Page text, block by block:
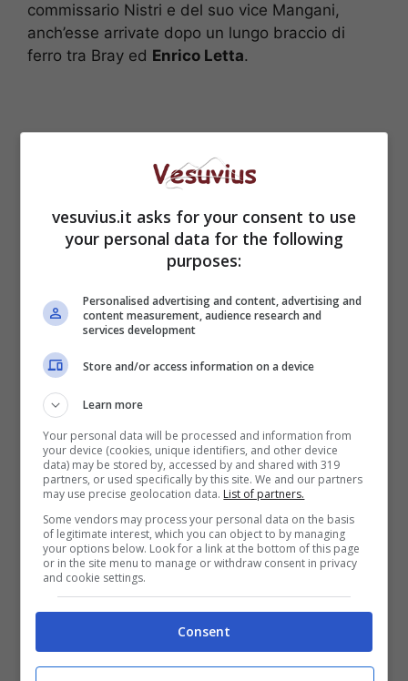
commissario Nistri e del suo vice Mangani,
anch’esse arrivate dopo un lungo braccio di
ferro tra Bray ed Enrico Letta.
Il profilo del nuovo Soprintendente
di II fascia di Archeologia Classica presso
l’Università degli studi della Basilicata e
direttore della Scuola di Specializzazione in
Beni Archeologici di Matera. Laureatosi con
lode nel 1985 in lettere classiche – indirizzo
archeologico presso l’Università degli Studi di
Perugia, vanta una lunga carriera di ricercatore.
Docente universitario dal 1997, ha insegnato
anche in Germania ed in Francia. Tra il 2007 ed
il 2008 è stato anche soprintendente per i Beni
Archeologici della Basilicata.
Personaggio ben visto nel mondo accademico e
apprezzato anche dai professionisti archeologi,
vesuvius.it asks for your consent to use
your personal data for the following
purposes:
Personalised advertising and content, advertising and
content measurement, audience research and
services development
Store and/or access information on a device
Learn more
Your personal data will be processed and information from
your device (cookies, unique identifiers, and other device
data) may be stored by, accessed by and shared with 319
partners, or used specifically by this site. We and our partners
may use precise geolocation data. List of partners.
Some vendors may process your personal data on the basis
of legitimate interest, which you can object to by managing
your options below. Look for a link at the bottom of this page
or in the site menu to manage or withdraw consent in privacy
and cookie settings.
Consent